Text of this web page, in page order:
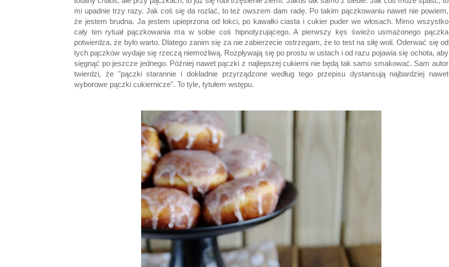
mi upadnie trzy razy. Jak coś się da rozlać, to też owszem dam radę. Po takim pączkowaniu nawet nie powiem,
że jestem brudna. Ja jestem upieprzona od łokci, po kawałki ciasta i cukier puder we włosach. Mimo wszystko
cały ten rytuał pączkowania ma w sobie coś hipnotyzującego. A pierwszy kęs świeżo usmażonego pączka
potwierdza, że było warto. Dlatego zanim się za nie zabierzecie ostrzegam, że to test na siłę woli. Oderwać się od
tych pączków wydaje się rzeczą niemożliwą. Rozpływają się po prostu w ustach i od razu pojawia się ochota, aby
sięgnąć po jeszcze jednego. Później nawet pączki z najlepszej cukierni nie będą tak samo smakować. Sam autor
twierdzi, że "pączki starannie i dokładnie przyrządzone według tego przepisu dystansują najbardziej nawet
wyborowe pączki cukiernicze". To tyle, tytułem wstępu.